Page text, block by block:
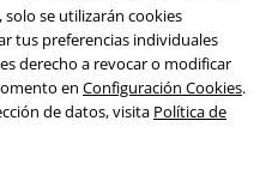
solo se utilizarán cookies
tus preferencias individuales
derecho a revocar o modificar
en Configuración Cookies.
de datos, visita Política de
del medioambiente